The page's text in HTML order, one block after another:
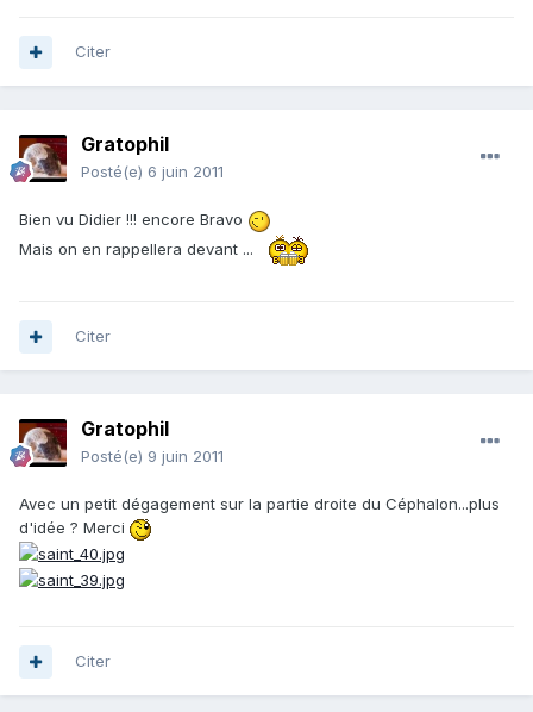
Citer
Gratophil
Posté(e) 6 juin 2011
Bien vu Didier !!! encore Bravo
Mais on en rappellera devant ...
Citer
Gratophil
Posté(e) 9 juin 2011
Avec un petit dégagement sur la partie droite du Céphalon...plus
d'idée ? Merci
Citer